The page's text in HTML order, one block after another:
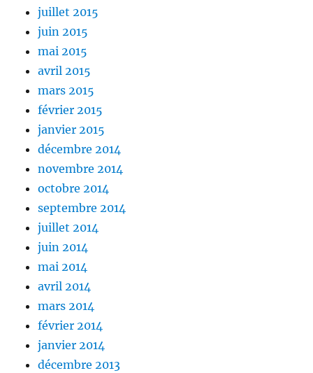
juillet 2015
juin 2015
mai 2015
avril 2015
mars 2015
février 2015
janvier 2015
décembre 2014
novembre 2014
octobre 2014
septembre 2014
juillet 2014
juin 2014
mai 2014
avril 2014
mars 2014
février 2014
janvier 2014
décembre 2013